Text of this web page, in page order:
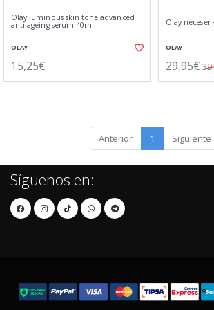
Olay luminous skin tone advanced
anti-ageing serum 40ml
OLAY
15,25€
Olay neceser
OLAY
29,95€
Anterior 1 Siguiente
Síguenos en: